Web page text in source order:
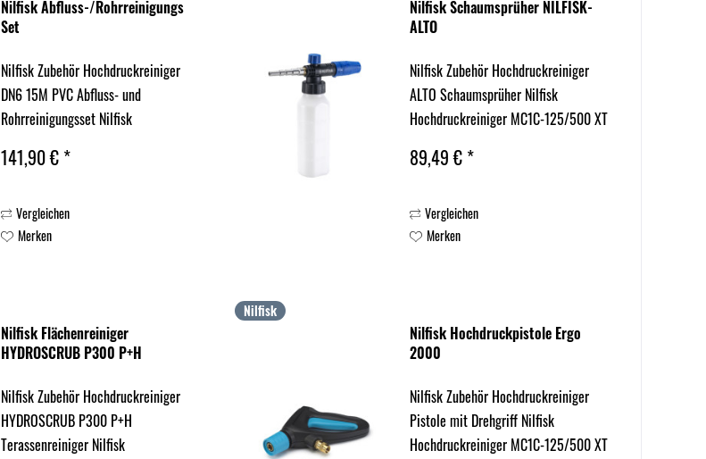
Nilfisk Abfluss-/Rohrreinigungs
Set
Nilfisk Zubehör Hochdruckreiniger
DN6 15M PVC Abfluss- und
Rohrreinigungsset Nilfisk
XT EU 128471495, MC 1C-125/500 XT
141,90 € *
Vergleichen
Merken
Nilfisk Schaumsprüher NILFISK-
ALTO
Nilfisk Zubehör Hochdruckreiniger
ALTO Schaumsprüher Nilfisk
Hochdruckreiniger MC1C-125/500 XT
EU (128471495)
89,49 € *
Vergleichen
Merken
Nilfisk Flächenreiniger
HYDROSCRUB P300 P+H
Nilfisk Zubehör Hochdruckreiniger
HYDROSCRUB P300 P+H
Terassenreiniger Nilfisk
Nilfisk
Nilfisk Hochdruckpistole Ergo
2000
Nilfisk Zubehör Hochdruckreiniger
Pistole mit Drehgriff Nilfisk
Hochdruckreiniger MC1C-125/500 XT